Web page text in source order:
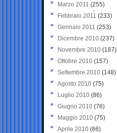
Marzo 2011 (255)
Febbraio 2011 (233)
Gennaio 2011 (253)
Dicembre 2010 (237)
Novembre 2010 (187)
Ottobre 2010 (157)
Settembre 2010 (148)
Agosto 2010 (75)
Luglio 2010 (86)
Giugno 2010 (76)
Maggio 2010 (75)
Aprile 2010 (66)